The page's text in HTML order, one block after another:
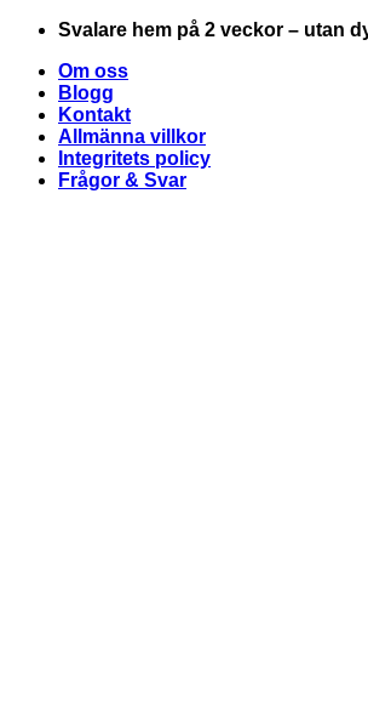
Skip
content
Svalare hem på 2 veckor – utan
Om oss
Blogg
Kontakt
Allmänna villkor
Integritets policy
Frågor & Svar